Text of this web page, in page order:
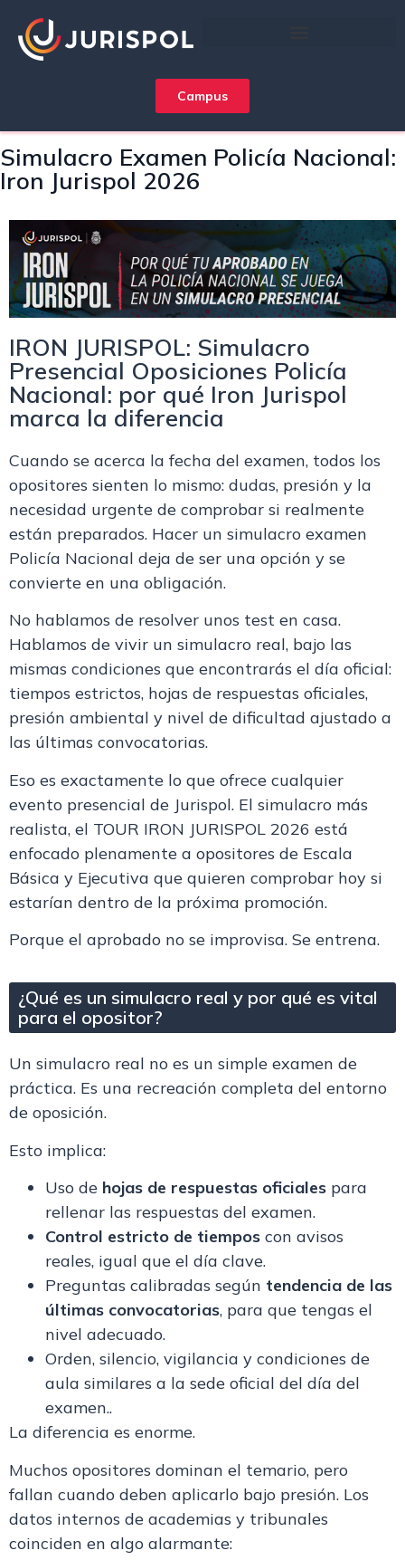
Campus
Simulacro Examen Policía Nacional:
Iron Jurispol 2026
IRON JURISPOL: Simulacro
Presencial Oposiciones Policía
Nacional: por qué Iron Jurispol
marca la diferencia
Cuando se acerca la fecha del examen, todos los
opositores sienten lo mismo: dudas, presión y la
necesidad urgente de comprobar si realmente
están preparados. Hacer un simulacro examen
Policía Nacional deja de ser una opción y se
convierte en una obligación.
No hablamos de resolver unos test en casa.
Hablamos de vivir un simulacro real, bajo las
mismas condiciones que encontrarás el día oficial:
tiempos estrictos, hojas de respuestas oficiales,
presión ambiental y nivel de dificultad ajustado a
las últimas convocatorias.
Eso es exactamente lo que ofrece cualquier
evento presencial de Jurispol. El simulacro más
realista, el TOUR IRON JURISPOL 2026 está
enfocado plenamente a opositores de Escala
Básica y Ejecutiva que quieren comprobar hoy si
estarían dentro de la próxima promoción.
Porque el aprobado no se improvisa. Se entrena.
¿Qué es un simulacro real y por qué es vital
para el opositor?
Un simulacro real no es un simple examen de
práctica. Es una recreación completa del entorno
de oposición.
Esto implica:
Uso de hojas de respuestas oficiales para
rellenar las respuestas del examen.
Control estricto de tiempos con avisos
reales, igual que el día clave.
Preguntas calibradas según tendencia de las
últimas convocatorias, para que tengas el
nivel adecuado.
Orden, silencio, vigilancia y condiciones de
aula similares a la sede oficial del día del
examen..
La diferencia es enorme.
Muchos opositores dominan el temario, pero
fallan cuando deben aplicarlo bajo presión. Los
datos internos de academias y tribunales
coinciden en algo alarmante: